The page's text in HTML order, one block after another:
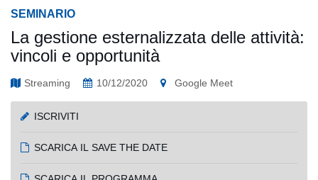
SEMINARIO
La gestione esternalizzata delle attività:
vincoli e opportunità
Streaming 10/12/2020 Google Meet
ISCRIVITI
SCARICA IL SAVE THE DATE